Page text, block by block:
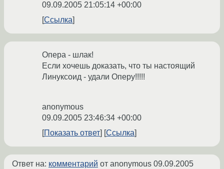
09.09.2005 21:05:14 +00:00
Ссылка
Опера - шлак!
Если хочешь доказать, что ты настоящий
Линуксоид - удали Оперу!!!!!
anonymous
09.09.2005 23:46:34 +00:00
Показать ответ
Ссылка
Ответ на: комментарий от anonymous 09.09.2005